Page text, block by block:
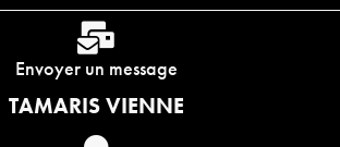
Envoyer un message
TAMARIS VIENNE